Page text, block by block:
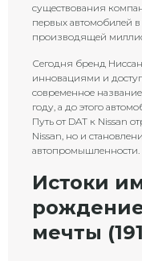
существования
первых автомобилей
производящей
Сегодня бренд
инновациями и
современное
году, а до этого
Путь от DAT к Nissan
Nissan, но и
автопромышленности.
Истоки
мечты